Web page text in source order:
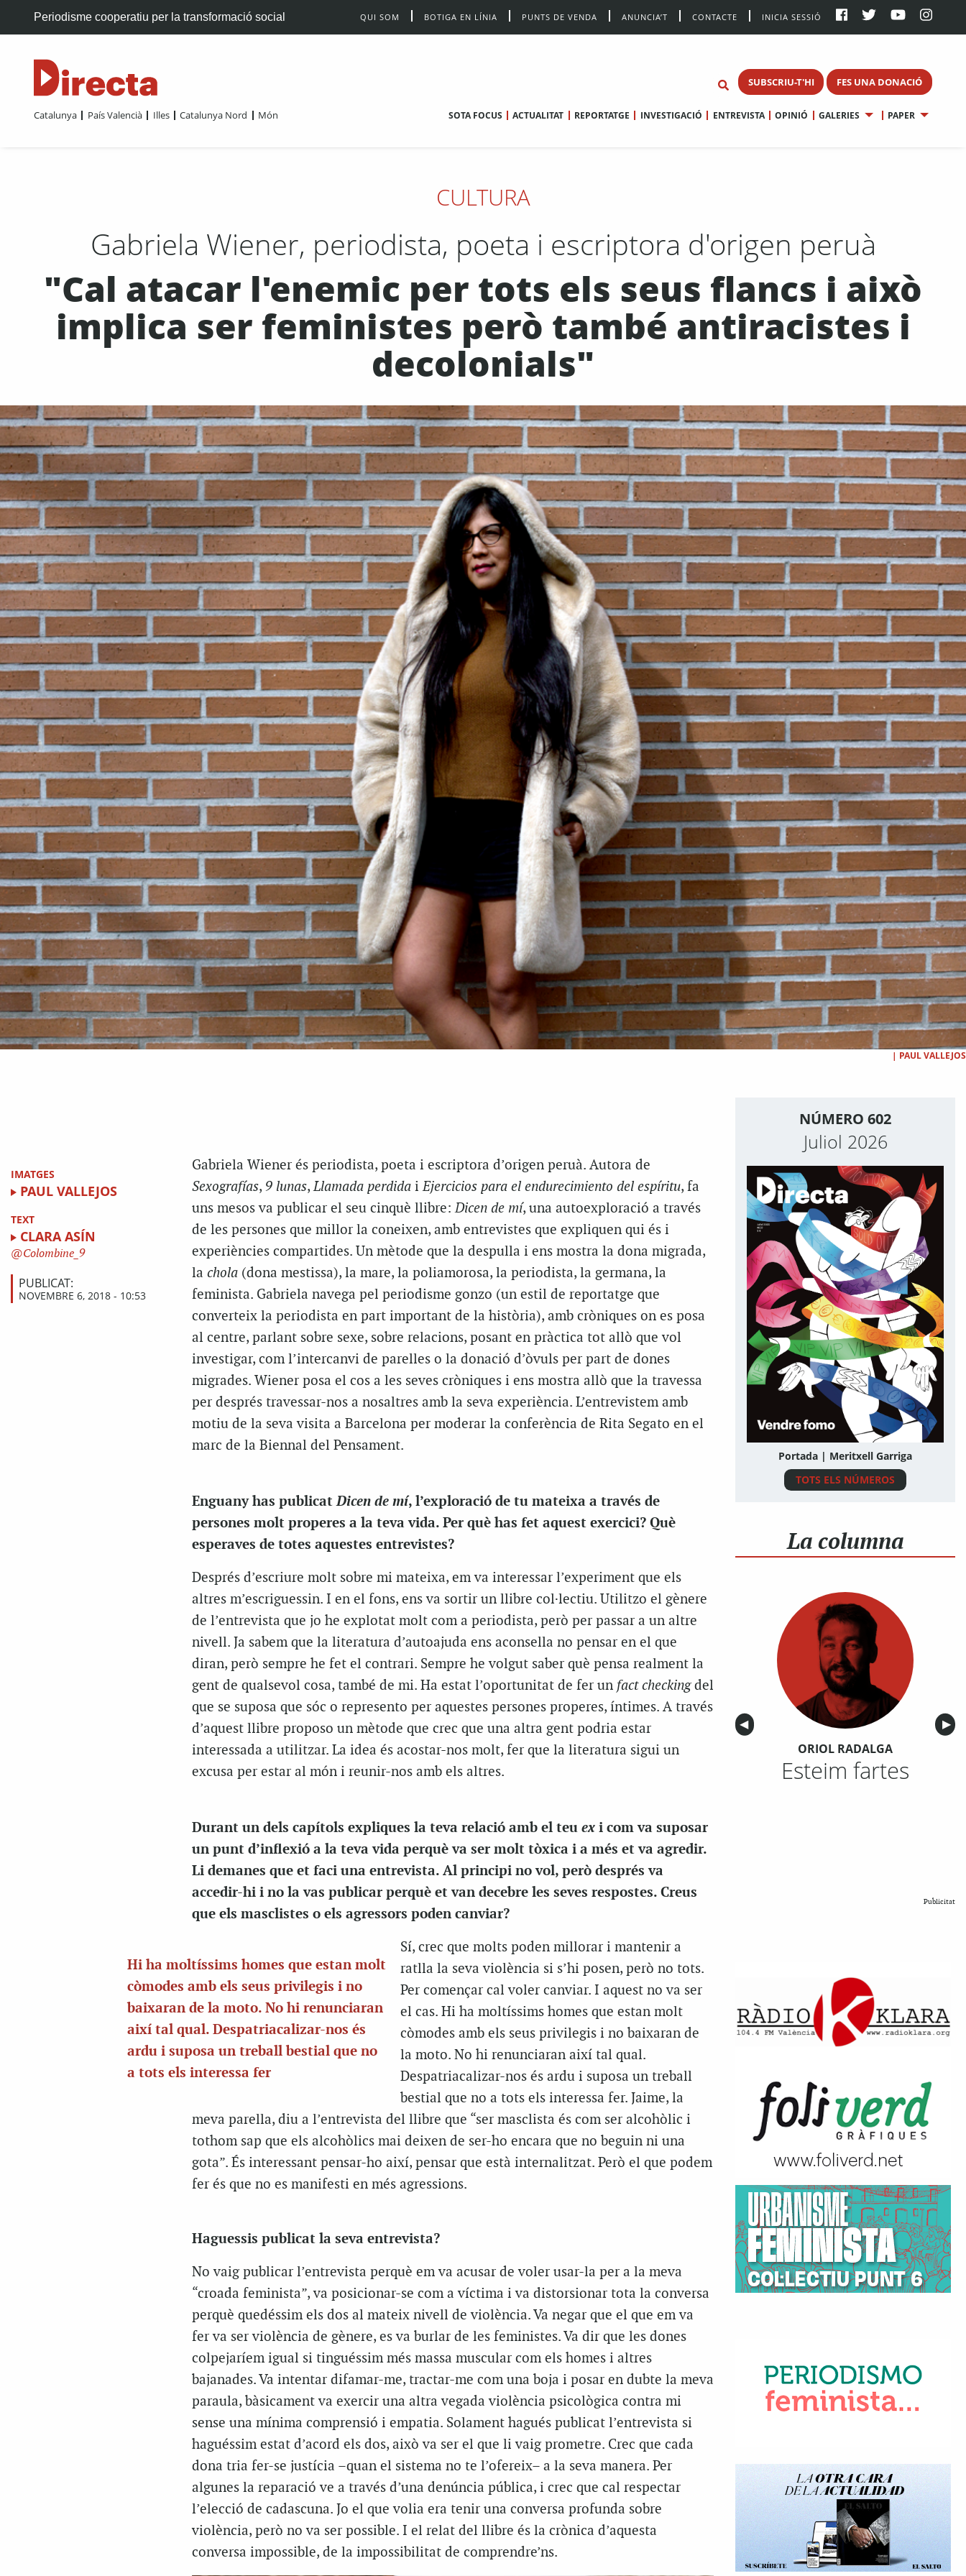
Periodisme cooperatiu per la transformació social QUI SOM BOTIGA EN LÍNIA PUNTS DE VENDA ANUNCIA’T CONTACTE INICIA SESSIÓ
SUBSCRIU-T'HI FES UNA DONACIÓ
Catalunya País Valencià Illes Catalunya Nord Món SOTA FOCUS ACTUALITAT REPORTATGE INVESTIGACIÓ ENTREVISTA OPINIÓ GALERIES PAPER
CULTURA
Gabriela Wiener, periodista, poeta i escriptora d'origen peruà
"Cal atacar l'enemic per tots els seus flancs i això
implica ser feministes però també antiracistes i
decolonials"
| PAUL VALLEJOS
IMATGES
PAUL VALLEJOS
TEXT
CLARA ASÍN
Colombine_9
PUBLICAT:
NOVEMBRE 6, 2018 - 10:53
Gabriela Wiener és periodista, poeta i escriptora d’origen peruà. Autora de
Sexografías, 9 lunas,Llamada perdida iEjercicios para el endurecimiento del espíritu, fa
uns mesos va publicar el seu cinquè llibre:Dicen de mí, una autoexploració a través
de les persones que millor la coneixen, amb entrevistes que expliquen qui és i
experiències compartides. Un mètode que la despulla i ens mostra la dona migrada,
la chola (dona mestissa), la mare, la poliamorosa, la periodista, la germana, la
feminista. Gabriela navega pel periodisme gonzo (un estil de reportatge que
converteix la periodista en part important de la història), amb cròniques on es posa
al centre, parlant sobre sexe, sobre relacions, posant en pràctica tot allò que vol
investigar, com l’intercanvi de parelles o la donació d’òvuls per part de dones
migrades. Wiener posa el cos a les seves cròniques i ens mostra allò que la travessa
per després travessar-nos a nosaltres amb la seva experiència. L’entrevistem amb
motiu de la seva visita a Barcelona per moderar la conferència de Rita Segato en el
marc de la Biennal del Pensament.
Enguany has publicatDicen de mí, l’exploració de tu mateixa a través de
persones molt properes a la teva vida. Per què has fet aquest exercici? Què
esperaves de totes aquestes entrevistes?
Després d’escriure molt sobre mi mateixa, em va interessar l’experiment que els
altres m’escriguessin. I en el fons, ens va sortir un llibre col·lectiu. Utilitzo el gènere
de l’entrevista que jo he explotat molt com a periodista, però per passar a un altre
nivell. Ja sabem que la literatura d’autoajuda ens aconsella no pensar en el que
diran, però sempre he fet el contrari. Sempre he volgut saber què pensa realment la
gent de qualsevol cosa, també de mi. Ha estat l’oportunitat de fer un fact checkingdel
que se suposa que sóc o represento per aquestes persones properes, íntimes. A través
d’aquest llibre proposo un mètode que crec que una altra gent podria estar
interessada a utilitzar. La idea és acostar-nos molt, fer que la literatura sigui un
excusa per estar al món i reunir-nos amb els altres.
Durant un dels capítols expliques la teva relació amb el teu ex i com va suposar
un punt d’inflexió a la teva vida perquè va ser molt tòxica i a més et va agredir.
Li demanes que et faci una entrevista. Al principi no vol, però després va
accedir-hi i no la vas publicar perquè et van decebre les seves respostes. Creus
que els masclistes o els agressors poden canviar?
Hi ha moltíssims homes que estan molt
còmodes amb els seus privilegis i no
baixaran de la moto. No hi renunciaran
així tal qual. Despatriacalizar-nos és
ardu i suposa un treball bestial que no
a tots els interessa fer
Sí, crec que molts poden millorar i mantenir a
ratlla la seva violència si s’hi posen, però no tots.
Per començar cal voler canviar. I aquest no va ser
el cas. Hi ha moltíssims homes que estan molt
còmodes amb els seus privilegis i no baixaran de
la moto. No hi renunciaran així tal qual.
Despatriacalizar-nos és ardu i suposa un treball
bestial que no a tots els interessa fer. Jaime, la
meva parella, diu a l’entrevista del llibre que “ser masclista és com ser alcohòlic i
tothom sap que els alcohòlics mai deixen de ser-ho encara que no beguin ni una
gota”. És interessant pensar-ho així, pensar que està internalitzat. Però el que podem
fer és que no es manifesti en més agressions.
Haguessis publicat la seva entrevista?
No vaig publicar l’entrevista perquè em va acusar de voler usar-la per a la meva
“croada feminista”, va posicionar-se com a víctima i va distorsionar tota la conversa
perquè quedéssim els dos al mateix nivell de violència. Va negar que el que em va
fer va ser violència de gènere, es va burlar de les feministes. Va dir que les dones
colpejaríem igual si tinguéssim més massa muscular com els homes i altres
bajanades. Va intentar difamar-me, tractar-me com una boja i posar en dubte la meva
paraula, bàsicament va exercir una altra vegada violència psicològica contra mi
sense una mínima comprensió i empatia. Solament hagués publicat l’entrevista si
haguéssim estat d’acord els dos, això va ser el que li vaig prometre. Crec que cada
dona tria fer-se justícia –quan el sistema no te l’ofereix– a la seva manera. Per
algunes la reparació ve a través d’una denúncia pública, i crec que cal respectar
l’elecció de cadascuna. Jo el que volia era tenir una conversa profunda sobre
violència, però no va ser possible. I el relat del llibre és la crònica d’aquesta
conversa impossible, de la impossibilitat de comprendre’ns.
NÚMERO 602
Juliol 2026
Portada | Meritxell Garriga
TOTS ELS NÚMEROS
La columna
Anterior
◀︎ ▶︎
ORIOL RADALGA
Esteim fartes
Publicitat